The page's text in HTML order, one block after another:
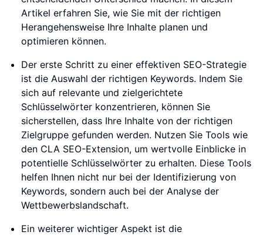
Artikel erfahren Sie, wie Sie mit der richtigen
Herangehensweise Ihre Inhalte planen und
optimieren können.
Der erste Schritt zu einer effektiven SEO-Strategie
ist die Auswahl der richtigen Keywords. Indem Sie
sich auf relevante und zielgerichtete
Schlüsselwörter konzentrieren, können Sie
sicherstellen, dass Ihre Inhalte von der richtigen
Zielgruppe gefunden werden. Nutzen Sie Tools wie
den CLA SEO-Extension, um wertvolle Einblicke in
potentielle Schlüsselwörter zu erhalten. Diese Tools
helfen Ihnen nicht nur bei der Identifizierung von
Keywords, sondern auch bei der Analyse der
Wettbewerbslandschaft.
Ein weiterer wichtiger Aspekt ist die